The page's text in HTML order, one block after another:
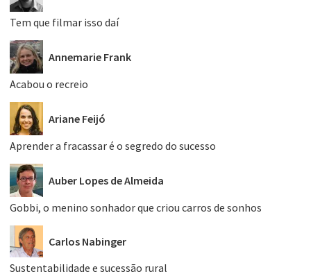
Tem que filmar isso daí
Annemarie Frank
Acabou o recreio
Ariane Feijó
Aprender a fracassar é o segredo do sucesso
Auber Lopes de Almeida
Gobbi, o menino sonhador que criou carros de sonhos
Carlos Nabinger
Sustentabilidade e sucessão rural